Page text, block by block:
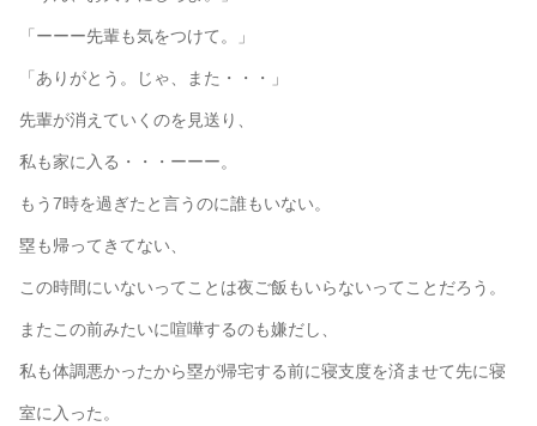
「ーーー先輩も気をつけて。」
「ありがとう。じゃ、また・・・」
先輩が消えていくのを見送り、
私も家に入る・・・ーーー。
もう7時を過ぎたと言うのに誰もいない。
塁も帰ってきてない、
この時間にいないってことは夜ご飯もいらないってことだろう。
またこの前みたいに喧嘩するのも嫌だし、
私も体調悪かったから塁が帰宅する前に寝支度を済ませて先に寝
室に入った。